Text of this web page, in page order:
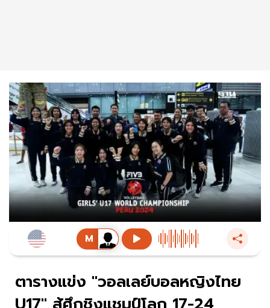
ตารางแข่ง "วอลเลย์บอลหญิงไทย